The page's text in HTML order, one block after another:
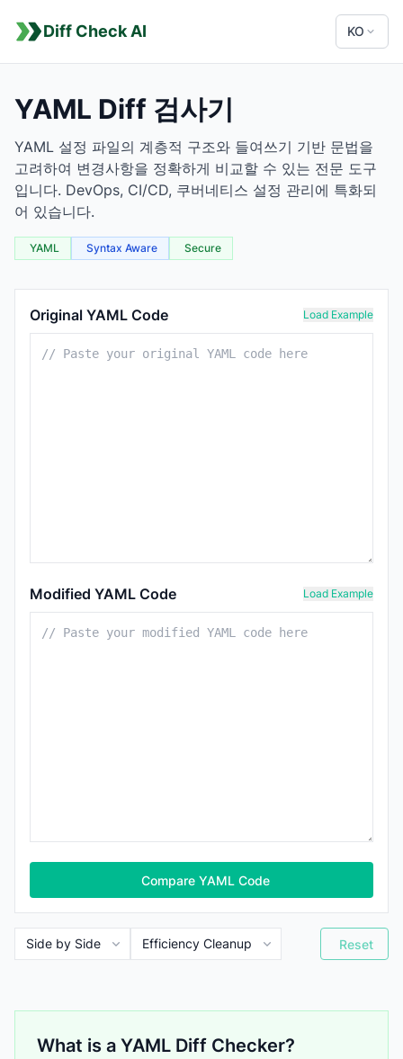
Diff Check AI KO
YAML Diff 검사기
YAML 설정 파일의 계층적 구조와 들여쓰기 기반 문법을
고려하여 변경사항을 정확하게 비교할 수 있는 전문 도구
입니다. DevOps, CI/CD, 쿠버네티스 설정 관리에 특화되
어 있습니다.
YAML Syntax Aware Secure
Original YAML Code
Load Example
Modified YAML Code Load Example
Compare YAML Code
Reset
What is a YAML Diff Checker?